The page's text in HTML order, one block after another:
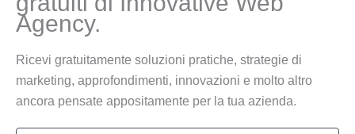
Agency.
Ricevi gratuitamente soluzioni pratiche, strategie di
marketing, approfondimenti, innovazioni e molto altro
ancora pensate appositamente per la tua azienda.